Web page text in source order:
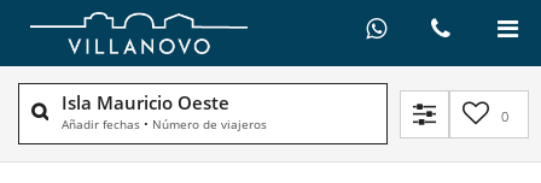
Isla Mauricio Oeste
Añadir fechas • Número de viajeros 0